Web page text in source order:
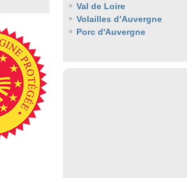
Val de Loire
Volailles d’Auvergne
Porc d'Auvergne